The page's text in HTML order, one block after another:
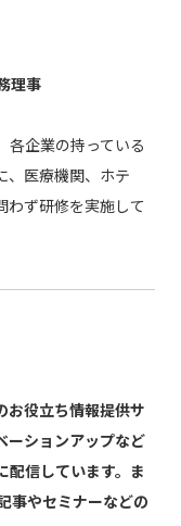
理事
各企業の持っている
、医療機関、ホテ
わず研修を実施して
お役立ち情報提供サ
ーションアップなど
配信しています。ま
事やセミナーなどの